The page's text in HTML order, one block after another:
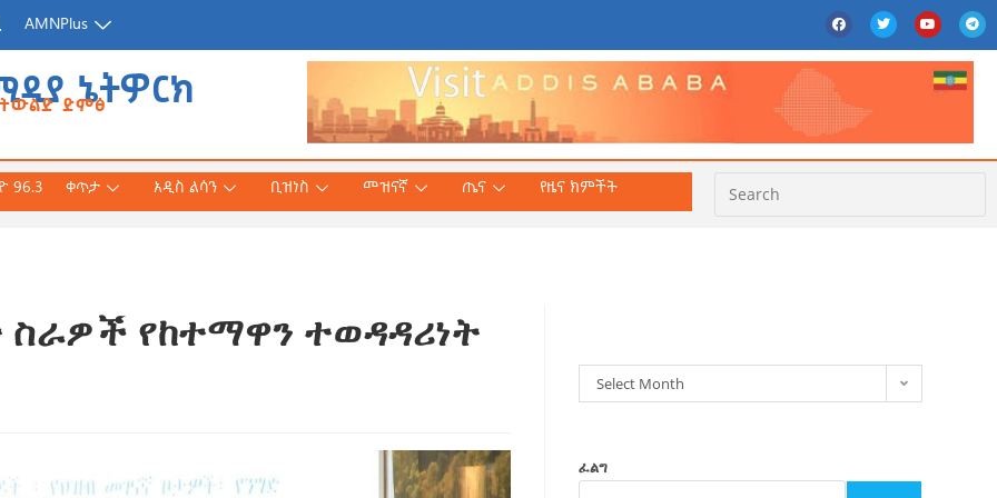
AMNPlus
ኔትዎርክ
ድምፅ
(ዶ/ር)
ተተርጉሞ በቅርቡ
96.3 ቀጥታ አዲስ ልሳን ቢዝነስ መዝናኛ ጤና
የዜና ክምችት
ስራዎች የከተማዋን ተወዳዳሪነት
Select Month
ፈልግ